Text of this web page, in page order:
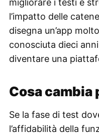
migliorare i testi e
l’impatto delle
disegna un’app
conosciuta dieci
diventare una
Cosa
Se la fase di test
l’affidabilità della